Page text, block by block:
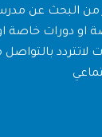
من البحث عن
دورات خاصة
بالتواصل